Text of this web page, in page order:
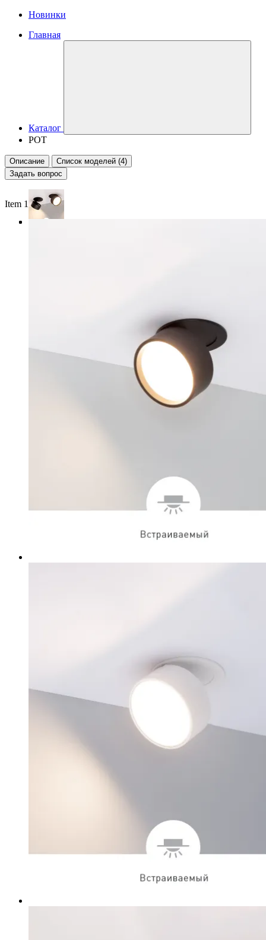
Новинки
Главная
Каталог
POT
Описание
Список моделей (4)
Задать вопрос
Item 1 of 3